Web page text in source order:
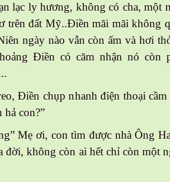
lạc ly hương, không có cha, một
trên đất Mỹ..Điền mãi mãi không
ngày nào vẫn còn ấm và hơi
Điền có cãm nhận nó còn
Điền chụp nhanh điện thoại
con?”
Mẹ ơi, con tìm được nhà Ông
đời, không còn ai hết chỉ còn một